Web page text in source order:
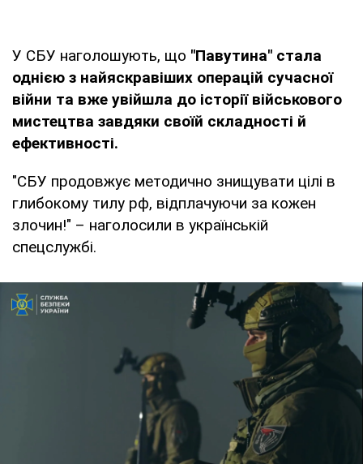
У СБУ наголошують, що "Павутина" стала
однією з найяскравіших операцій сучасної
війни та вже увійшла до історії військового
мистецтва завдяки своїй складності й
ефективності.
"СБУ продовжує методично знищувати цілі в
глибокому тилу рф, відплачуючи за кожен
злочин!" – наголосили в українській
спецслужбі.